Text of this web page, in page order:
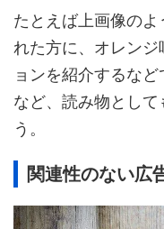
たとえば上画像のよ
れた方に、オレン
ョンを紹介するな
など、読み物として
う。
関連性のない広